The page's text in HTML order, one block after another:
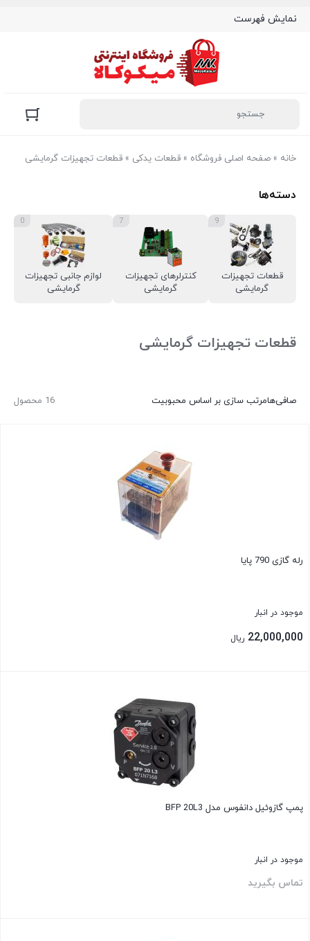
نمایش فهرست
خانه » صفحه اصلی فروشگاه » قطعات یدکی » قطعات تجهیزات گرمایشی
دسته‌ها
قطعات تجهیزات
گرمایشی
9
کنترلرهای تجهیزات
گرمایشی
7
لوازم جانبی تجهیزات
گرمایشی
0
قطعات تجهیزات گرمایشی
16 محصول صافی‌هامرتب سازی بر اساس محبوبیت
رله گازی 790 پایا
موجود در انبار
22,000,000 ریال
پمپ گازوئیل دانفوس مدل BFP 20L3
موجود در انبار
تماس بگیرید